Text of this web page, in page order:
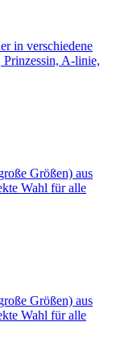
in verschiedene
A-linie,
Größen) aus
Wahl für alle
Größen) aus
Wahl für alle